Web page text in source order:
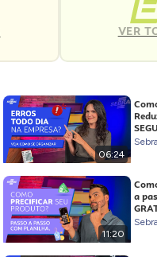
VER
06:24
11:20
a